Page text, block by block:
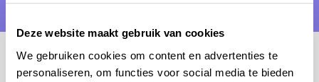
Deze website maakt gebruik van cookies
We gebruiken cookies om content en advertenties te
personaliseren, om functies voor social media te bieden